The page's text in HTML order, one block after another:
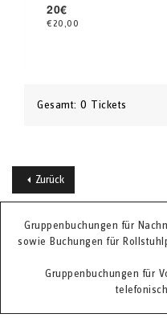
20€
€20,00
Gesamt: 0 Tickets
Zurück
Gruppenbuchungen für
sowie Buchungen für
Gruppenbuchungen für